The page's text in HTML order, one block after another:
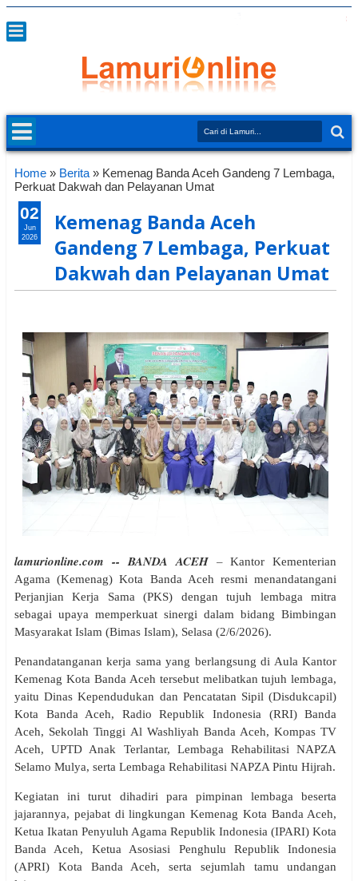
Home » Berita » Kemenag Banda Aceh Gandeng 7 Lembaga,
Perkuat Dakwah dan Pelayanan Umat
Kemenag Banda Aceh
Gandeng 7 Lembaga, Perkuat
Dakwah dan Pelayanan Umat
lamurionline.com -- BANDA ACEH–Kantor Kementerian
Agama (Kemenag) Kota Banda Aceh resmi menandatangani
Perjanjian Kerja Sama (PKS) dengan tujuh lembaga mitra
sebagai upaya memperkuat sinergi dalam bidang Bimbingan
Masyarakat Islam (Bimas Islam), Selasa (2/6/2026).
Penandatanganan kerja sama yang berlangsung di Aula Kantor
Kemenag Kota Banda Aceh tersebut melibatkan tujuh lembaga,
yaitu Dinas Kependudukan dan Pencatatan Sipil (Disdukcapil)
Kota Banda Aceh, Radio Republik Indonesia (RRI) Banda
Aceh, Sekolah Tinggi Al Washliyah Banda Aceh, Kompas TV
Aceh, UPTD Anak Terlantar, Lembaga Rehabilitasi NAPZA
Selamo Mulya, serta Lembaga Rehabilitasi NAPZA Pintu Hijrah.
Kegiatan ini turut dihadiri para pimpinan lembaga beserta
jajarannya, pejabat di lingkungan Kemenag Kota Banda Aceh,
Ketua Ikatan Penyuluh Agama Republik Indonesia (IPARI) Kota
Banda Aceh, Ketua Asosiasi Penghulu Republik Indonesia
(APRI) Kota Banda Aceh, serta sejumlah tamu undangan
02
Jun
2026